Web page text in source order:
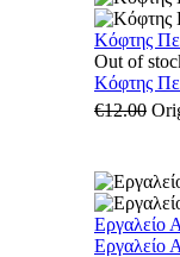
Κόφτης
Out of
Κόφτης
€12.00
Εργαλείο
Εργαλείο